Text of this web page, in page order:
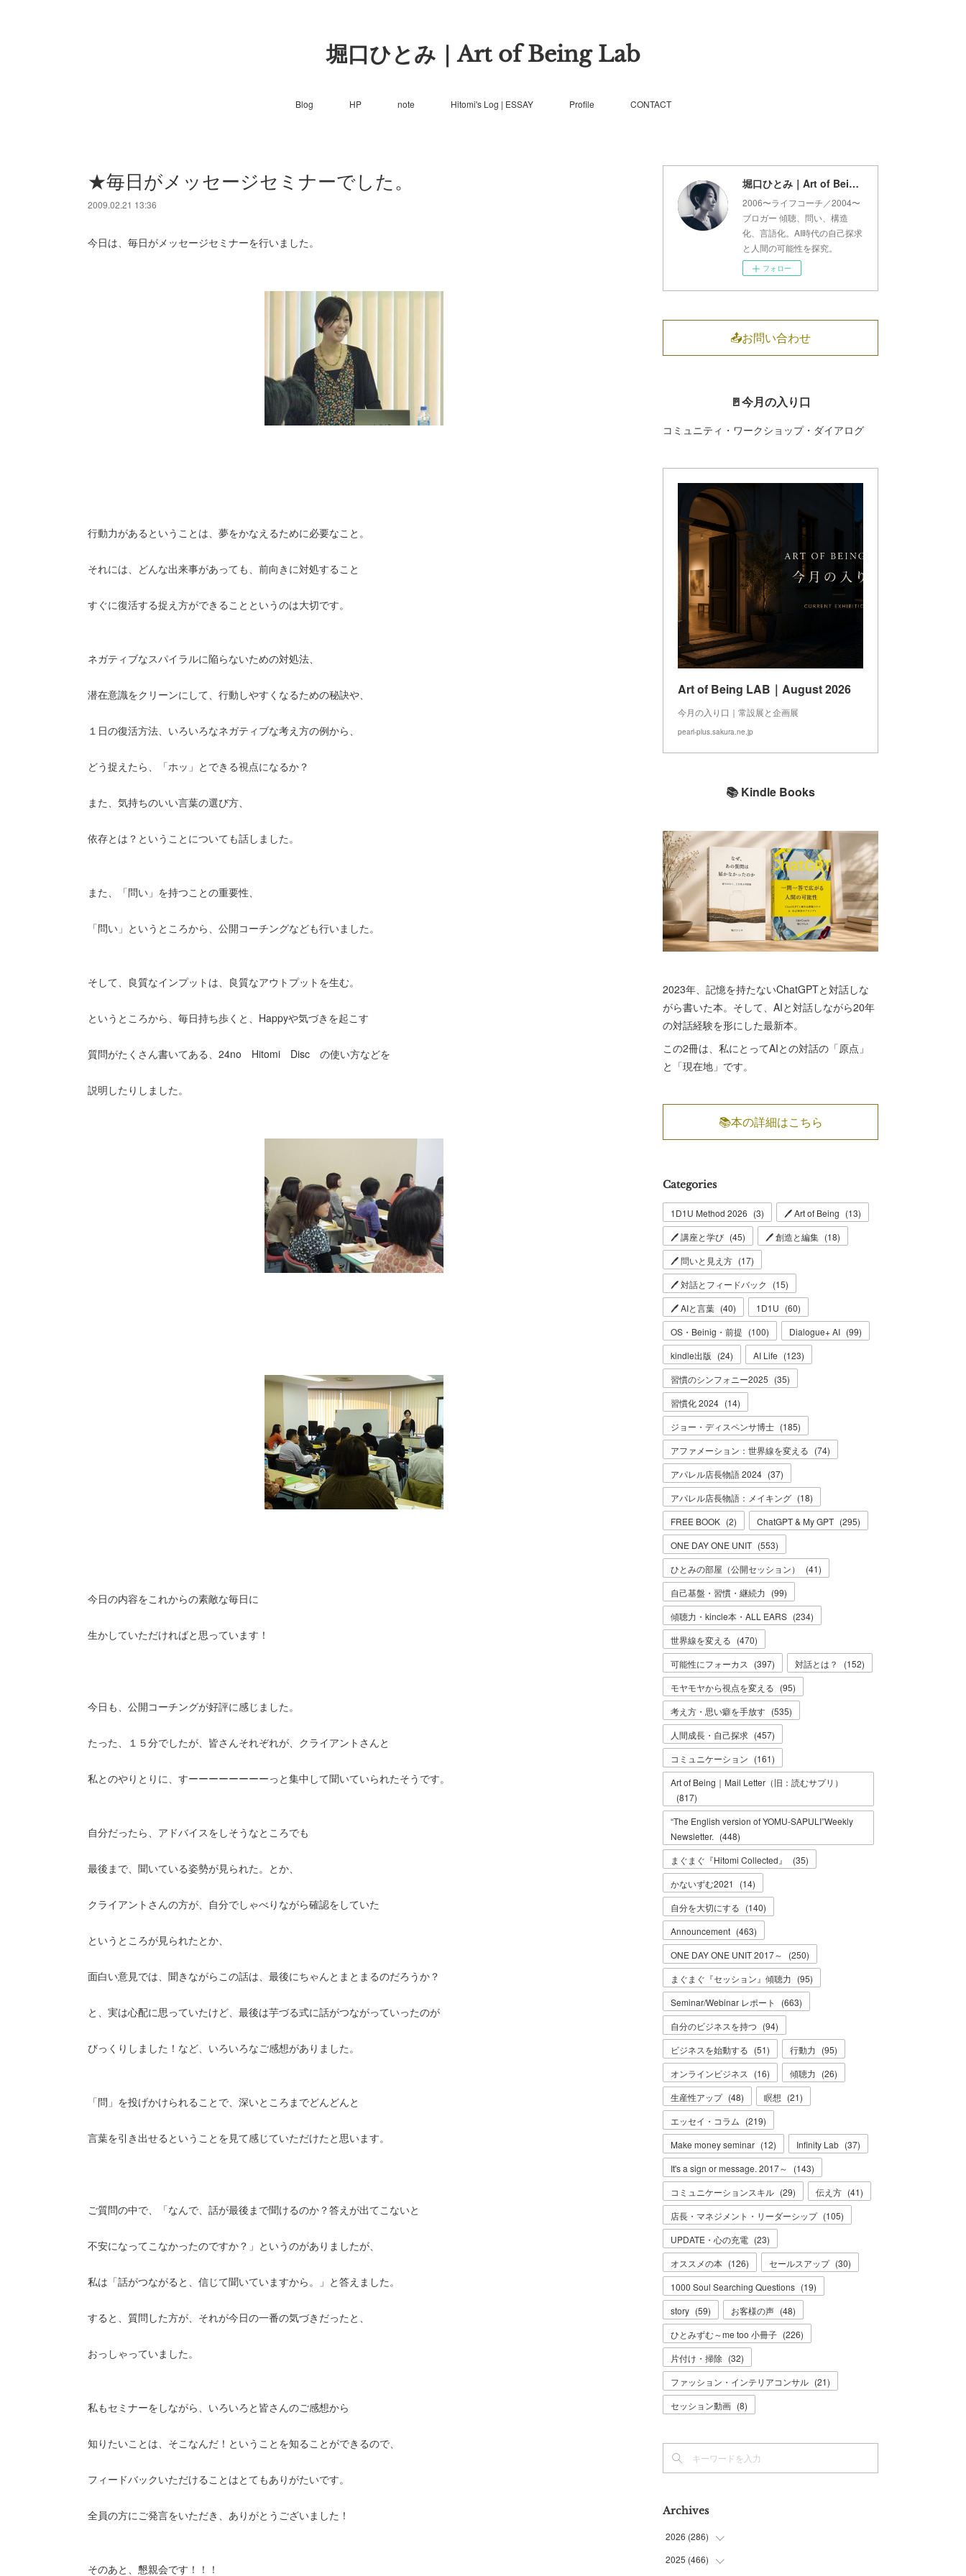
堀口ひとみ｜Art of Being Lab
Blog HP note Hitomi's Log | ESSAY Profile CONTACT
★毎日がメッセージセミナーでした。
2009.02.21 13:36
今日は、毎日がメッセージセミナーを行いました。
行動力があるということは、夢をかなえるために必要なこと。
それには、どんな出来事があっても、前向きに対処すること
すぐに復活する捉え方ができることというのは大切です。
ネガティブなスパイラルに陥らないための対処法、
潜在意識をクリーンにして、行動しやすくなるための秘訣や、
１日の復活方法、いろいろなネガティブな考え方の例から、
どう捉えたら、「ホッ」とできる視点になるか？
また、気持ちのいい言葉の選び方、
依存とは？ということについても話しました。
また、「問い」を持つことの重要性、
「問い」というところから、公開コーチングなども行いました。
そして、良質なインプットは、良質なアウトプットを生む。
というところから、毎日持ち歩くと、Happyや気づきを起こす
質問がたくさん書いてある、24no Hitomi Disc の使い方などを
説明したりしました。
今日の内容をこれからの素敵な毎日に
生かしていただければと思っています！
今日も、公開コーチングが好評に感じました。
たった、１５分でしたが、皆さんそれぞれが、クライアントさんと
私とのやりとりに、すーーーーーーーーっと集中して聞いていられたそうです。
自分だったら、アドバイスをしそうなところでも
最後まで、聞いている姿勢が見られた。とか、
クライアントさんの方が、自分でしゃべりながら確認をしていた
というところが見られたとか、
面白い意見では、聞きながらこの話は、最後にちゃんとまとまるのだろうか？
と、実は心配に思っていたけど、最後は芋づる式に話がつながっていったのが
びっくりしました！など、いろいろなご感想がありました。
「問」を投げかけられることで、深いところまでどんどんと
言葉を引き出せるということを見て感じていただけたと思います。
ご質問の中で、「なんで、話が最後まで聞けるのか？答えが出てこないと
不安になってこなかったのですか？」というのがありましたが、
私は「話がつながると、信じて聞いていますから。」と答えました。
すると、質問した方が、それが今日の一番の気づきだったと、
おっしゃっていました。
私もセミナーをしながら、いろいろと皆さんのご感想から
知りたいことは、そこなんだ！ということを知ることができるので、
フィードバックいただけることはとてもありがたいです。
全員の方にご発言をいただき、ありがとうございました！
そのあと、懇親会です！！！
堀口ひとみ｜Art of Being Lab
2006〜ライフコーチ／2004〜
ブロガー 傾聴、問い、構造
化、言語化。AI時代の自己探求
と人間の可能性を探究。
フォロー
📤お問い合わせ
🚪今月の入り口
コミュニティ・ワークショップ・ダイアログ
Art of Being LAB｜August 2026
今月の入り口｜常設展と企画展
pearl-plus.sakura.ne.jp
📚 Kindle Books
2023年、記憶を持たないChatGPTと対話しな
がら書いた本。そして、AIと対話しながら20年
の対話経験を形にした最新本。
この2冊は、私にとってAIとの対話の「原点」
と「現在地」です。
📚本の詳細はこちら
Categories
1D1U Method 2026 (3) 🖊 Art of Being (13)
🖊 講座と学び (45) 🖊 創造と編集 (18)
🖊 問いと見え方 (17)
🖊 対話とフィードバック
(15)
🖊 AIと言葉 (40) 1D1U (60)
OS・Beinig・前提 (100) Dialogue+ AI (99)
kindle出版 (24) AI Life (123)
習慣のシンフォニー2025 (35)
習慣化 2024 (14)
ジョー・ディスペンサ博士 (185)
アファメーション：世界線を変える (74)
アパレル店長物語 2024 (37)
アパレル店長物語：メイキング (18)
FREE BOOK (2) ChatGPT & My GPT (295)
ONE DAY ONE UNIT (553)
ひとみの部屋（公開セッション）
(41)
自己基盤・習慣・継続力 (99)
傾聴力・kincle本・ALL EARS (234)
世界線を変える (470)
可能性にフォーカス
(397) 対話とは？ (152)
モヤモヤから視点を変える (95)
考え方・思い癖を手放す (535)
人間成長・自己探求 (457)
コミュニケーション (161)
Art of Being｜Mail Letter（旧：読むサプリ）
(817)
“The English version of YOMU-SAPULI”Weekly
Newsletter. (448)
まぐまぐ『Hitomi Collected』
(35)
かないずむ2021
(14)
自分を大切にする (140)
Announcement (463)
ONE DAY ONE UNIT 2017～
(250)
まぐまぐ『セッション』傾聴力 (95)
Seminar/Webinar レポート
(663)
自分のビジネスを持つ (94)
ビジネスを始動する (51) 行動力 (95)
オンラインビジネス
(16) 傾聴力 (26)
生産性アップ (48) 瞑想 (21)
エッセイ・コラム (219)
Make money seminar (12) Infinity Lab (37)
It's a sign or message. 2017～
(143)
コミュニケーションスキル (29) 伝え方 (41)
店長・マネジメント・リーダーシップ (105)
UPDATE・心の充電 (23)
オススメの本 (126) セールスアップ (30)
1000 Soul Searching Questions (19)
story (59) お客様の声 (48)
ひとみずむ～me too 小冊子 (226)
片付け・掃除 (32)
ファッション・インテリアコンサル (21)
セッション動画 (8)
Archives
2026 (286)
(7)
2025 (466)